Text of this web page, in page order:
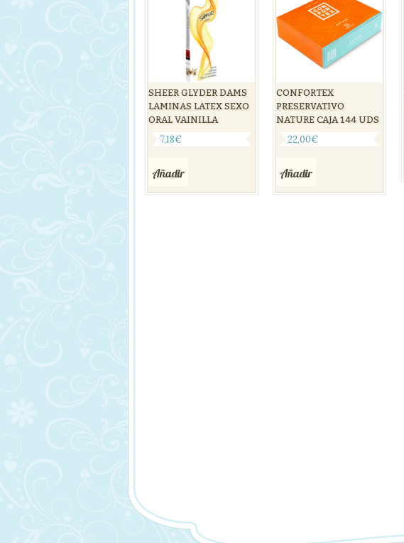
SHEER GLYDER DAMS
LAMINAS LATEX SEXO
ORAL VAINILLA
7,18€
Añadir
CONFORTEX
PRESERVATIVO
NATURE CAJA 144 UDS
22,00€
Añadir